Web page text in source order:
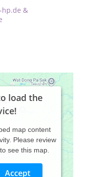
hp.de &
load the
map content
Please review
see this map.
Accept